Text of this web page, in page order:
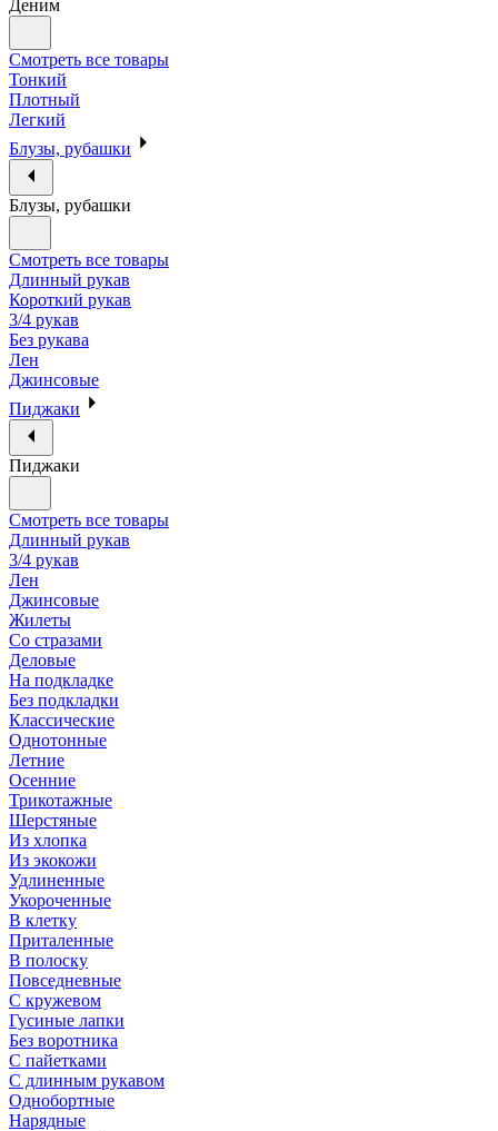
Деним
Смотреть все товары
Тонкий
Плотный
Легкий
Блузы, рубашки
Блузы, рубашки
Смотреть все товары
Длинный рукав
Короткий рукав
3/4 рукав
Без рукава
Лен
Джинсовые
Пиджаки
Пиджаки
Смотреть все товары
Длинный рукав
3/4 рукав
Лен
Джинсовые
Жилеты
Со стразами
Деловые
На подкладке
Без подкладки
Классические
Однотонные
Летние
Осенние
Трикотажные
Шерстяные
Из хлопка
Из экокожи
Удлиненные
Укороченные
В клетку
Приталенные
В полоску
Повседневные
С кружевом
Гусиные лапки
Без воротника
С пайетками
С длинным рукавом
Однобортные
Нарядные